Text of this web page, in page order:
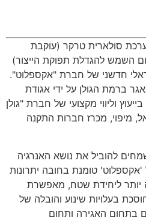
טרקר(עוקבת
להגדלת תפוקת הייצור)
של חברת"אקספלוט".
הגולן על ידי אגודת
וליווי מקצועי של חברת"גולן
,מכרז חברות התקנה
להוביל את נושא האנרגיה
'טומנת בחובה יתרונות
שטח ,מאפשרת
שינוע והובלה של
האגירה ותחום